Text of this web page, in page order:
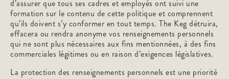
d’assurer que tous ses cadres et employés ont suivi une
formation sur le contenu de cette politique et comprennent
qu’ils doivent s’y conformer en tout temps. The Keg détruira,
effacera ou rendra anonyme vos renseignements personnels
qui ne sont plus nécessaires aux fins mentionnées, à des fins
commerciales légitimes ou en raison d’exigences législatives.
La protection des renseignements personnels est une priorité